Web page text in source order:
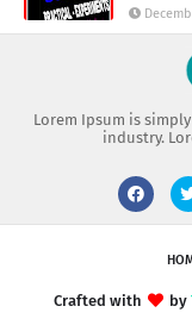
Lorem Ipsum is
industry.
Crafted with by